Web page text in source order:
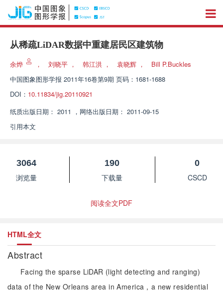
从稀疏LiDAR数据中重建居民区建筑物
余烨 ， 刘晓平 ， 韩江洪 ， 袁晓辉 ，
Bill P.Buckles
中国图象图形学报 2011年16卷第9期 页码：1681-1688
DOI： 10.11834/jig.20110921
纸质出版日期： 2011 ， 网络出版日期： 2011-09-15
引用本文
3064
浏览量
190
下载量
0
CSCD
阅读全文PDF
HTML全文
Abstract
Facing the sparse LiDAR (light detecting and ranging)
data of the New Orleans area in America，a new residential